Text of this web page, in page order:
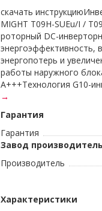
скачать
MIGHT T09H-SUEu/I /
роторный DC-
энергоэффективность,
энергопотерь и
работы наружного
A+++Технология G10-
→
Гарантия
Гарантия
Завод производитель
Производитель
Характеристики